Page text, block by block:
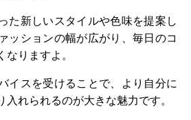
た新しいスタイルや色味を提案し
ッションの幅が広がり、毎日のコ
なりますよ。
イスを受けることで、より自分に
入れられるのが大きな魅力です。